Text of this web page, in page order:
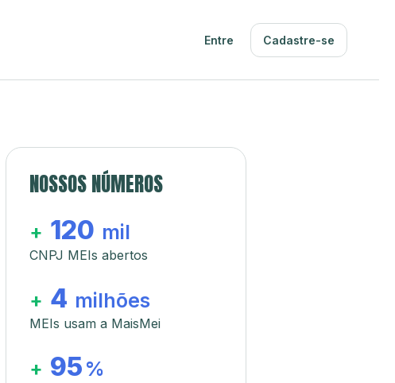
Entre Cadastre-se
NOSSOS NÚMEROS
+ 120 mil
CNPJ MEIs abertos
+ 4 milhões
MEIs usam a MaisMei
+ 95 %